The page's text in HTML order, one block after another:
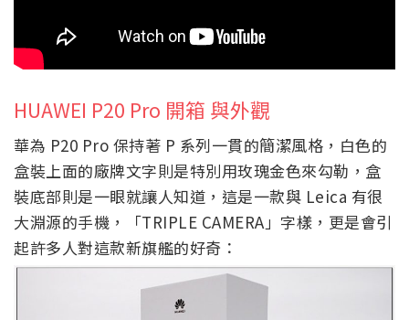
HUAWEI P20 Pro 開箱 與外觀
華為 P20 Pro 保持著 P 系列一貫的簡潔風格，白色的
盒裝上面的廠牌文字則是特別用玫瑰金色來勾勒，盒
裝底部則是一眼就讓人知道，這是一款與 Leica 有很
大淵源的手機，「TRIPLE CAMERA」字樣，更是會引
起許多人對這款新旗艦的好奇：